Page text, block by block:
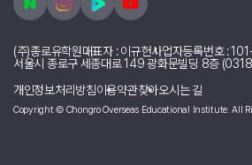
(주)종로유학원대표자 : 이규헌사업자등록번호 :
서울시 종로구 세종대로 149 광화문빌딩 8층
개인정보처리방침이용약관찾아오시는 길
Copyright © Chongro Overseas Educational Institute. All